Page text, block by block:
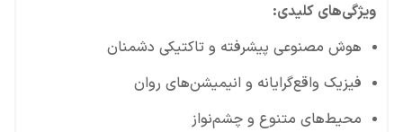
ویژگی‌های کلیدی:
هوش مصنوعی پیشرفته و تاکتیکی دشمنان
فیزیک واقع‌گرایانه و انیمیشن‌های روان
محیط‌های متنوع و چشم‌نواز